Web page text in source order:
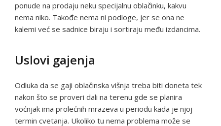
ponude na prodaju neku specijalnu oblačinku, kakvu
nema niko. Takođe nema ni podloge, jer se ona ne
kalemi već se sadnice biraju i sortiraju među izdancima.
Uslovi gajenja
Odluka da se gaji oblačinska višnja treba biti doneta tek
nakon što se proveri dali na terenu gde se planira
voćnjak ima prolećnih mrazeva u periodu kada je njoj
termin cvetanja. Ukoliko tu nema problema može se